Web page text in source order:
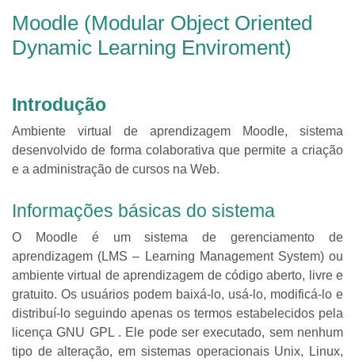
Moodle (Modular Object Oriented
Dynamic Learning Enviroment)
Introdução
Ambiente virtual de aprendizagem Moodle, sistema
desenvolvido de forma colaborativa que permite a criação
e a administração de cursos na Web.
Informações básicas do sistema
O Moodle é um sistema de gerenciamento de
aprendizagem (LMS – Learning Management System) ou
ambiente virtual de aprendizagem de código aberto, livre e
gratuito. Os usuários podem baixá-lo, usá-lo, modificá-lo e
distribuí-lo seguindo apenas os termos estabelecidos pela
licença GNU GPL . Ele pode ser executado, sem nenhum
tipo de alteração, em sistemas operacionais Unix, Linux,